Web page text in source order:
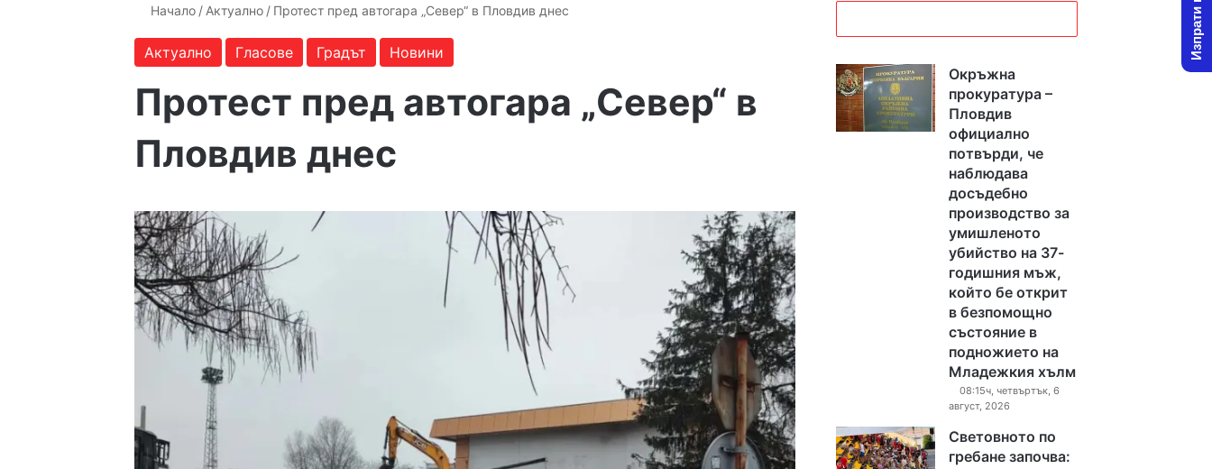
Начало / Актуално / Протест пред автогара „Север“ в Пловдив днес
Актуално Гласове Градът Новини
Протест пред автогара „Север“ в
Пловдив днес
Окръжна
прокуратура –
Пловдив
официално
потвърди, че
наблюдава
досъдебно
производство за
умишленото
убийство на 37-
годишния мъж,
който бе открит
в безпомощно
състояние в
подножието на
Младежкия хълм
08:15ч, четвъртък, 6
август, 2026
Световното по
гребане започва: